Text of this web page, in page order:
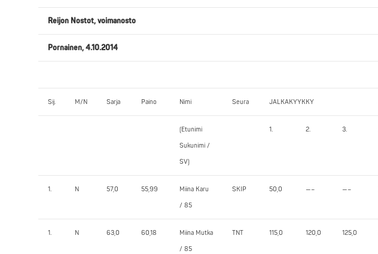
Reijon Nostot, voimanosto
Pornainen, 4.10.2014
Sij. M/N Sarja Paino Nimi Seura JALKAKYYKKY
(Etunimi
Sukunimi /
SV)
1. 2. 3.
1. N 57,0 55,99 Miina Karu
/ 85
SKIP 50,0 —– —–
1. N 63,0 60,18 Miina Mutka
/ 85
TNT 115,0 120,0 125,0